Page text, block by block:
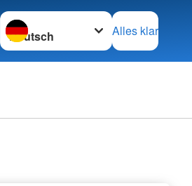
Sprache wechseln zu
Alles klar